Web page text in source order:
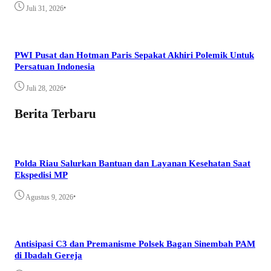
Juli 31, 2026•
PWI Pusat dan Hotman Paris Sepakat Akhiri Polemik Untuk
Persatuan Indonesia
Juli 28, 2026•
Berita Terbaru
Polda Riau Salurkan Bantuan dan Layanan Kesehatan Saat
Ekspedisi MP
Agustus 9, 2026•
Antisipasi C3 dan Premanisme Polsek Bagan Sinembah PAM
di Ibadah Gereja